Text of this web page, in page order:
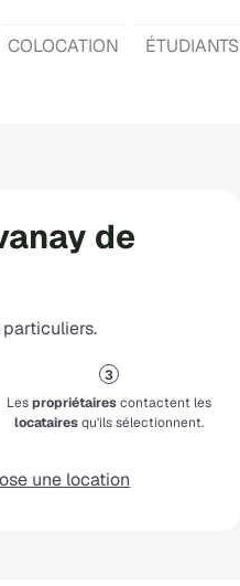
COLOCATION ÉTUDIANTS
de
Lespropriétairescontactent les
locatairesqu'ils sélectionnent.
une location